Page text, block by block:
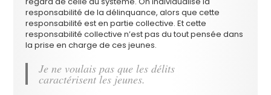
responsabilité de la délinquance, alors que cette
responsabilité est en partie collective. Et cette
responsabilité collective n’est pas du tout pensée dans
la prise en charge de ces jeunes.
Je ne voulais pas que les délits
caractérisent les jeunes.